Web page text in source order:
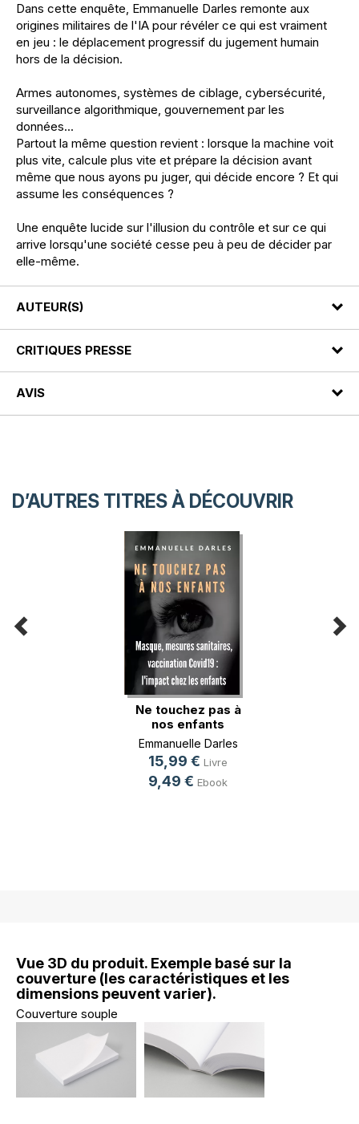
Dans cette enquête, Emmanuelle Darles remonte aux
origines militaires de l'IA pour révéler ce qui est vraiment
en jeu : le déplacement progressif du jugement humain
hors de la décision.
Armes autonomes, systèmes de ciblage, cybersécurité,
surveillance algorithmique, gouvernement par les
données...
Partout la même question revient : lorsque la machine voit
plus vite, calcule plus vite et prépare la décision avant
même que nous ayons pu juger, qui décide encore ? Et qui
assume les conséquences ?
Une enquête lucide sur l'illusion du contrôle et sur ce qui
arrive lorsqu'une société cesse peu à peu de décider par
elle-même.
AUTEUR(S)
CRITIQUES PRESSE
AVIS
D’AUTRES TITRES À DÉCOUVRIR
Ne touchez pas à
nos enfants
Emmanuelle Darles
15,99 € Livre
9,49 € Ebook
Vue 3D du produit. Exemple basé sur la
couverture (les caractéristiques et les
dimensions peuvent varier).
Couverture souple